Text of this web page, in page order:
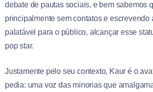
debate de pautas sociais, e bem sabemos
principalmente sem contatos e escrevendo
palatável para o público, alcançar esse
pop star.
Justamente pelo seu contexto, Kaur é o
pedia: uma voz das minorias que